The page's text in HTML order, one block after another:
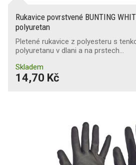
Rukavice povrstvené BUNTING
polyuretan
Pletené rukavice z polyesteru s
polyuretanu v dlani a na prstech…
Skladem
14,70 Kč